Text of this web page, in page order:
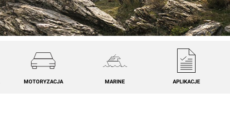
MOTORYZACJA MARINE APLIKACJE